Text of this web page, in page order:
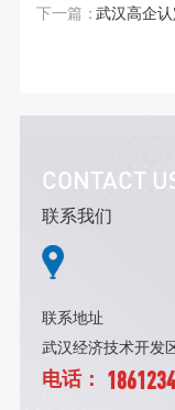
下一篇：武汉高企
CONTACT
联系我们
联系地址
武汉经济技术开发
电话：